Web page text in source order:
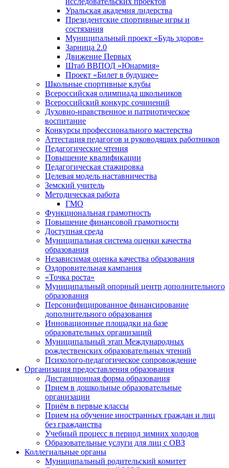
Уральская академия лидерства
Президентские спортивные игры и
состязания
Муниципальный проект «Будь здоров»
Зарница 2.0
Движение Первых
Штаб ВВПОД «Юнармия»
Проект «Билет в будущее»
Школьные спортивные клубы
Всероссийская олимпиада школьников
Всероссийский конкурс сочинений
Духовно-нравственное и патриотическое
воспитание
Конкурсы профессионального мастерства
Аттестация педагогов и руководящих работников
Педагогические чтения
Повышение квалификации
Педагогическая стажировка
Целевая модель наставничества
Земский учитель
Методическая работа
ГМО
Функциональная грамотность
Повышение финансовой грамотности
Доступная среда
Муниципальная система оценки качества
образования
Независимая оценка качества образования
Оздоровительная кампания
«Точка роста»
Муниципальный опорный центр дополнительного
образования
Персонифицированное финансирование
дополнительного образования
Инновационные площадки на базе
образовательных организаций
Муниципальный этап Международных
рождественских образовательных чтений
Психолого-педагогическое сопровождение
Организация предоставления образования
Дистанционная форма образования
Прием в дошкольные образовательные
организации
Приём в первые классы
Прием на обучение иностранных граждан и лиц
без гражданства
Учебный процесс в период зимних холодов
Образовательные услуги для лиц с ОВЗ
Коллегиальные органы
Муниципальный родительский комитет